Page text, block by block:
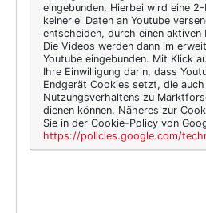
eingebunden. Hierbei wird eine
keinerlei Daten an Youtube
entscheiden, durch einen
Die Videos werden dann im
Youtube eingebunden. Mit Klick
Ihre Einwilligung darin, dass
Endgerät Cookies setzt, die
Nutzungsverhaltens zu
dienen können. Näheres zur
Sie in der Cookie-Policy von
https://policies.google.com/